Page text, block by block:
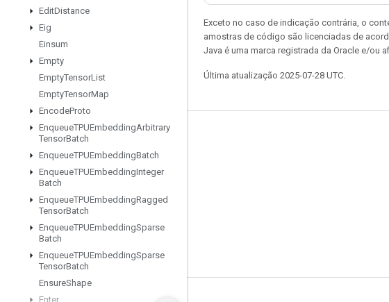
EditDistance
Eig
Einsum
Empty
EmptyTensorList
EmptyTensorMap
EncodeProto
EnqueueTPUEmbeddingArbitrary
TensorBatch
EnqueueTPUEmbeddingBatch
EnqueueTPUEmbeddingInteger
Batch
EnqueueTPUEmbeddingRagged
TensorBatch
EnqueueTPUEmbeddingSparse
Batch
EnqueueTPUEmbeddingSparse
TensorBatch
EnsureShape
Enter
Exceto no caso de indicação contrária, o
amostras de código são licenciadas de
Java é uma marca registrada da Oracle e/ou
Última atualização 2025-07-28 UTC.
Permanecer conectado
Blog
Fórum
GitHub
Twitter